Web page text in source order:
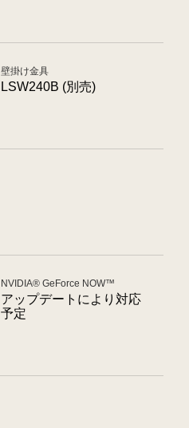
壁掛け金具
LSW240B (別売)
NVIDIA® GeForce NOW™
アップデートにより対応
予定